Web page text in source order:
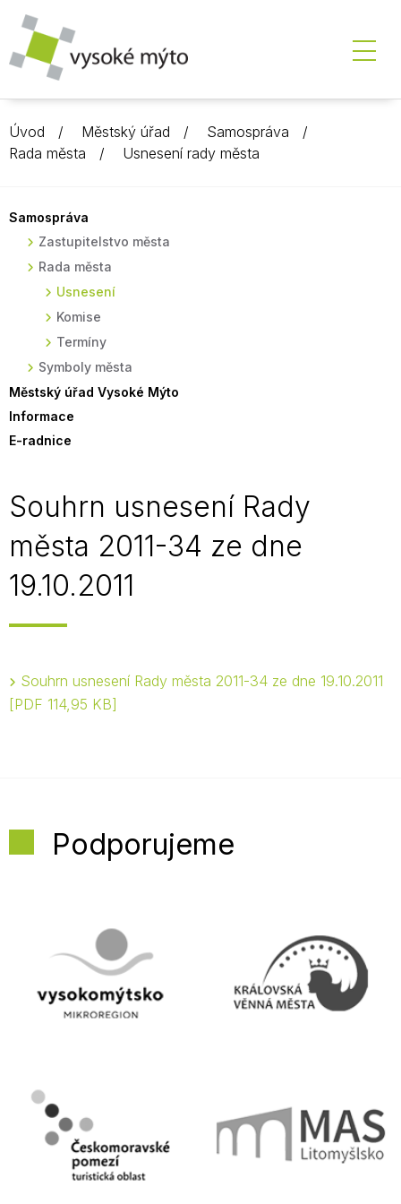
Úvod Městský úřad
Samospráva
Rada města
Usnesení rady města
Samospráva
Zastupitelstvo města
Rada města
Usnesení
Komise
Termíny
Symboly města
Městský úřad Vysoké Mýto
Informace
E-radnice
Souhrn usnesení Rady
města 2011-34 ze dne
19.10.2011
Souhrn usnesení Rady města 2011-34 ze dne 19.10.2011
PDF 114,95 KB
Podporujeme